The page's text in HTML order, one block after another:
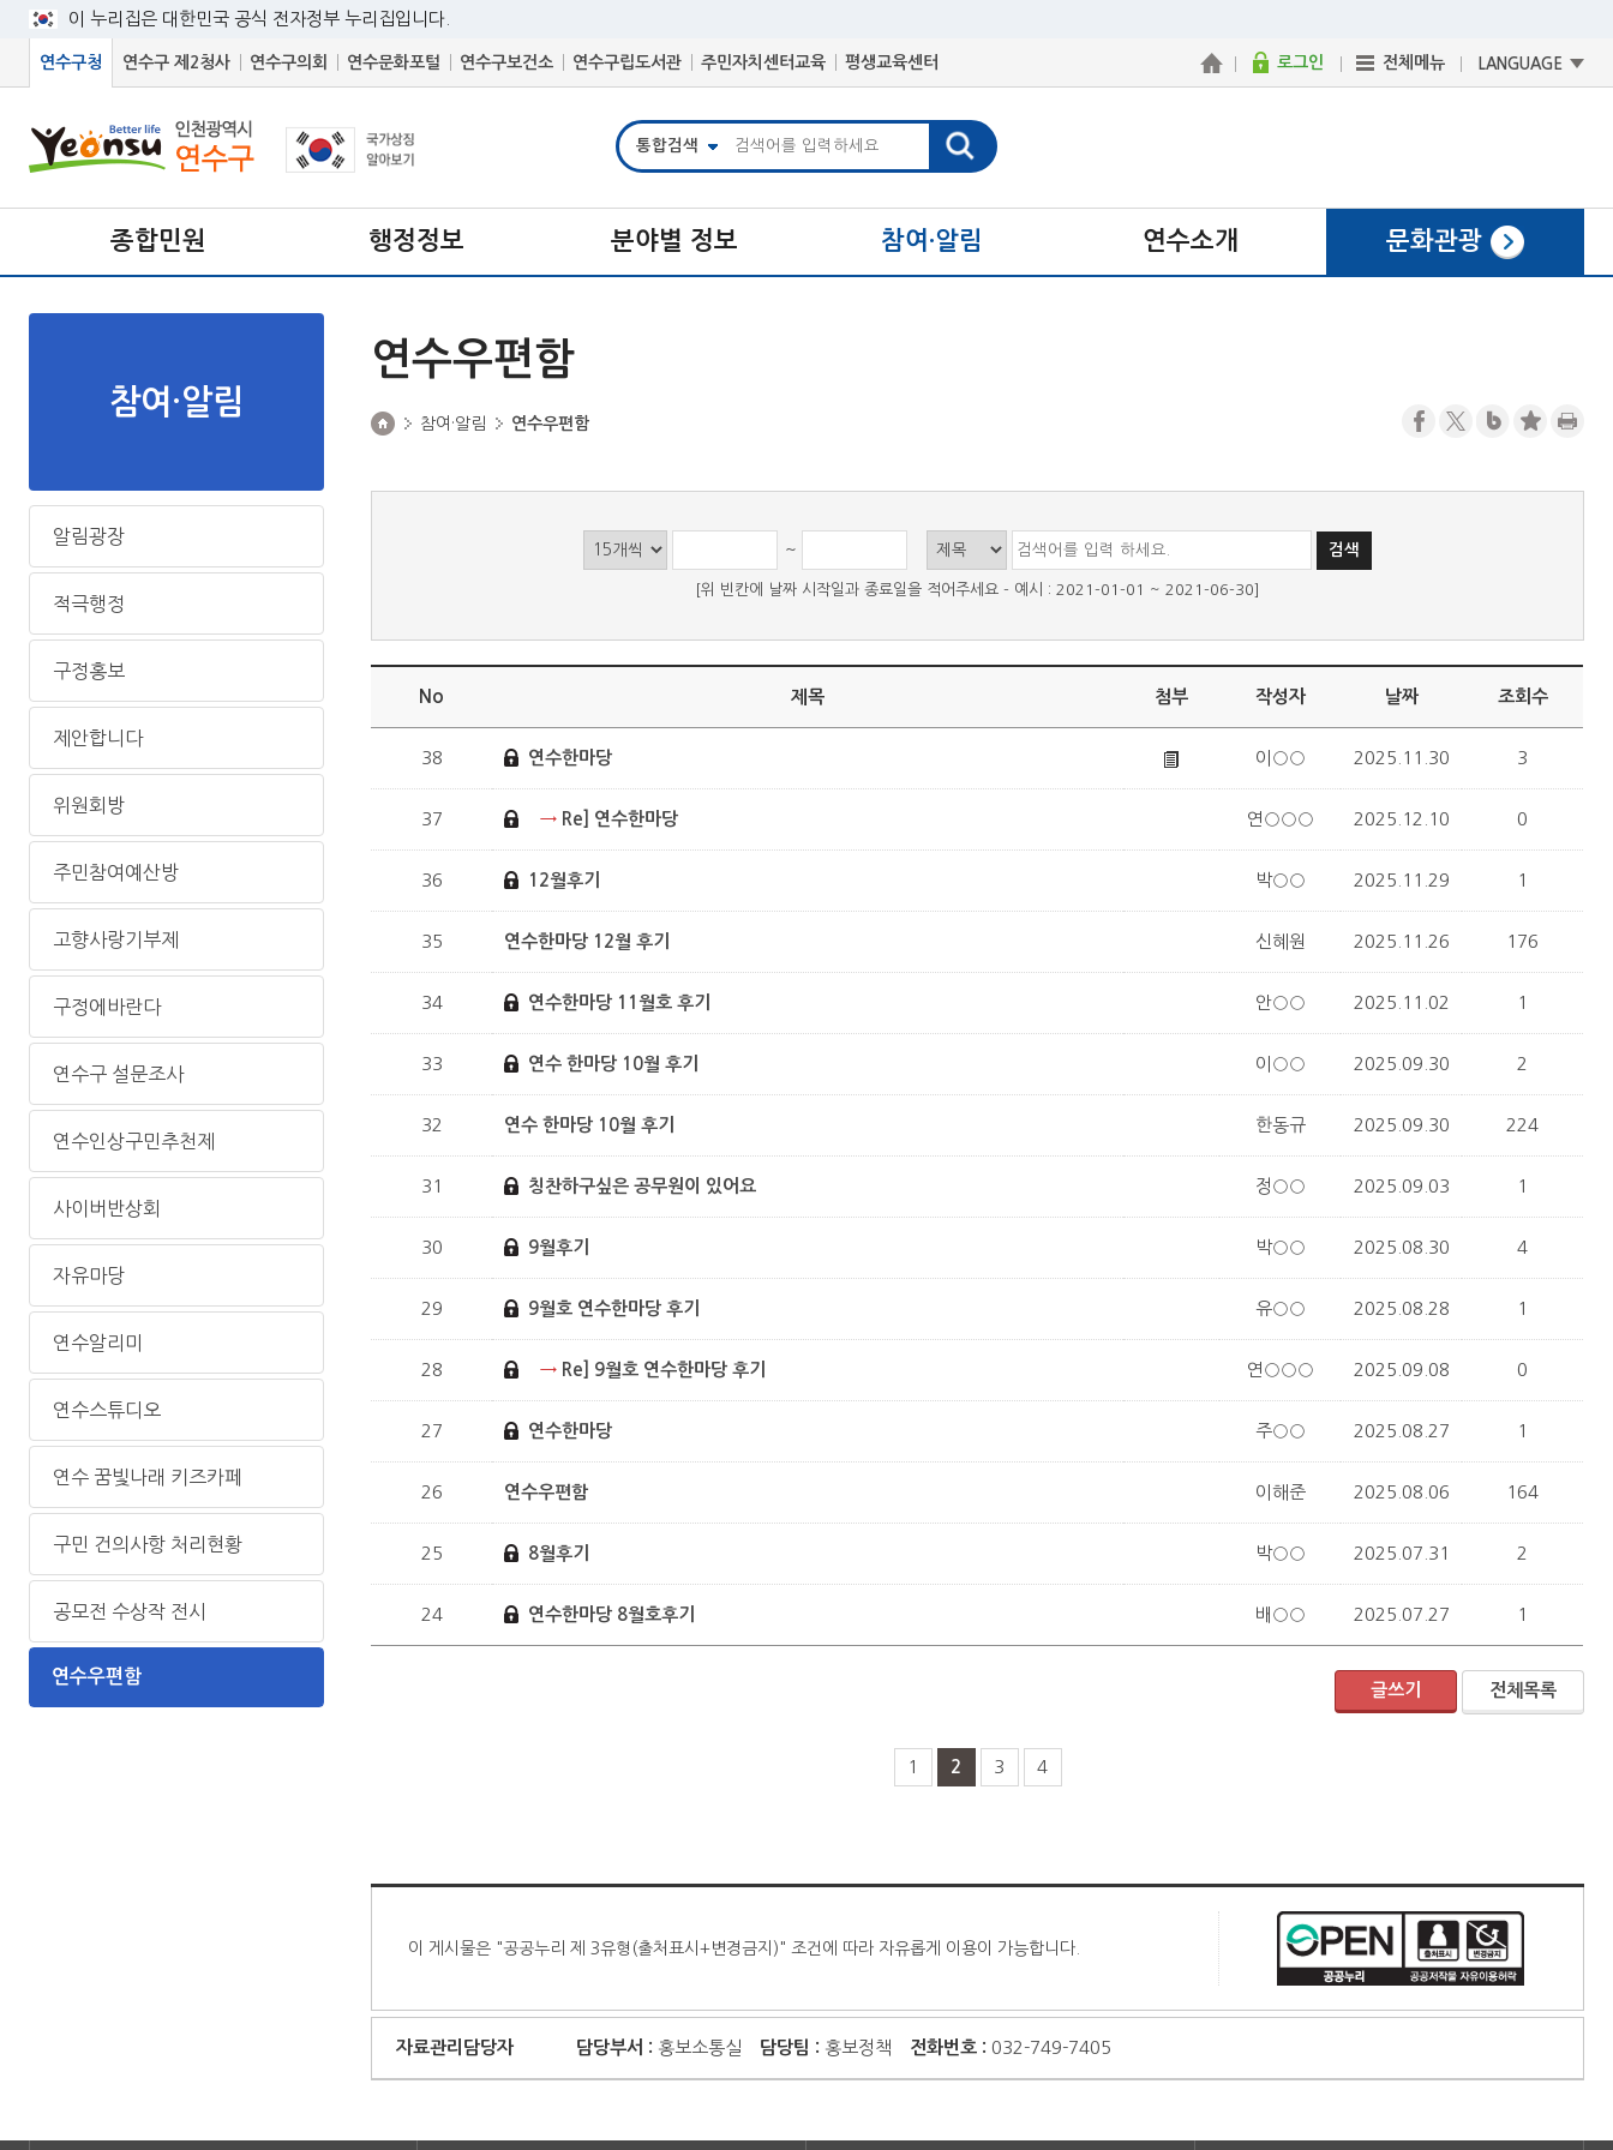
이 누리집은 대한민국 공식 전자정부 누리집입니다.
연수구청 연수구 제2청사 연수구의회 연수문화포털 연수구보건소 연수구립도서관 주민자치센터교육 평생교육센터 로그인 전체메뉴 LANGUAGE
종합민원 행정정보 분야별 정보 참여·알림 연수소개 문화관광
참여·알림
알림광장
적극행정
구정홍보
제안합니다
위원회방
주민참여예산방
고향사랑기부제
구정에바란다
연수구 설문조사
연수인상구민추천제
사이버반상회
자유마당
연수알리미
연수스튜디오
연수 꿈빛나래 키즈카페
구민 건의사항 처리현황
공모전 수상작 전시
연수우편함
연수우편함
참여·알림 연수우편함
~
[위 빈칸에 날짜 시작일과 종료일을 적어주세요 - 예시 : 2021-01-01 ~ 2021-06-30]
No 제목 첨부 작성자 날짜 조회수
38 연수한마당 이○○ 2025.11.30 3
37 → Re] 연수한마당 연○○○ 2025.12.10 0
36 12월후기 박○○ 2025.11.29 1
35 연수한마당 12월 후기 신혜원 2025.11.26 176
34 연수한마당 11월호 후기 안○○ 2025.11.02 1
33 연수 한마당 10월 후기 이○○ 2025.09.30 2
32 연수 한마당 10월 후기 한동규 2025.09.30 224
31 칭찬하구싶은 공무원이 있어요 정○○ 2025.09.03 1
30 9월후기 박○○ 2025.08.30 4
29 9월호 연수한마당 후기 유○○ 2025.08.28 1
28 → Re] 9월호 연수한마당 후기 연○○○ 2025.09.08 0
27 연수한마당 주○○ 2025.08.27 1
26 연수우편함 이해준 2025.08.06 164
25 8월후기 박○○ 2025.07.31 2
24 연수한마당 8월호후기 배○○ 2025.07.27 1
글쓰기 전체목록
1 2 3 4
이 게시물은 "공공누리 제 3유형(출처표시+변경금지)" 조건에 따라 자유롭게 이용이 가능합니다.
자료관리담당자 담당부서 : 홍보소통실 담당팀 : 홍보정책 전화번호 : 032-749-7405